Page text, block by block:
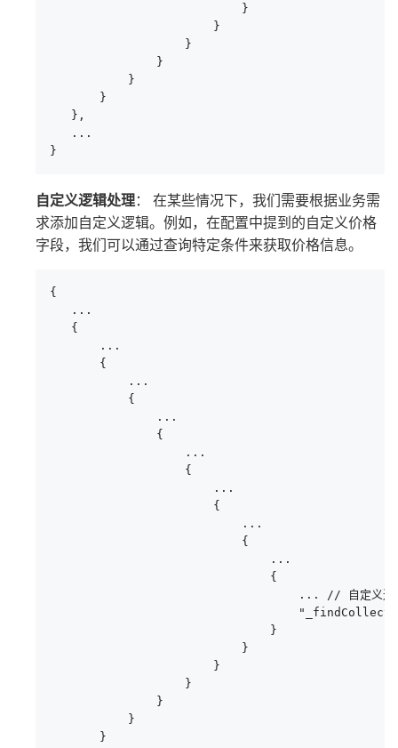
                           }
                       }
                   }
               }
           }
       }
   },
   ...
}
自定义逻辑处理： 在某些情况下，我们需要根据业务需
求添加自定义逻辑。例如，在配置中提到的自定义价格
字段，我们可以通过查询特定条件来获取价格信息。
{
   ...
   {
       ...
       {
           ...
           {
               ...
               {
                   ...
                   {
                       ...
                       {
                           ...
                           {
                               ...
                               {
... // 自定义逻
                               }
                           }
                       }
                   }
               }
           }
       }